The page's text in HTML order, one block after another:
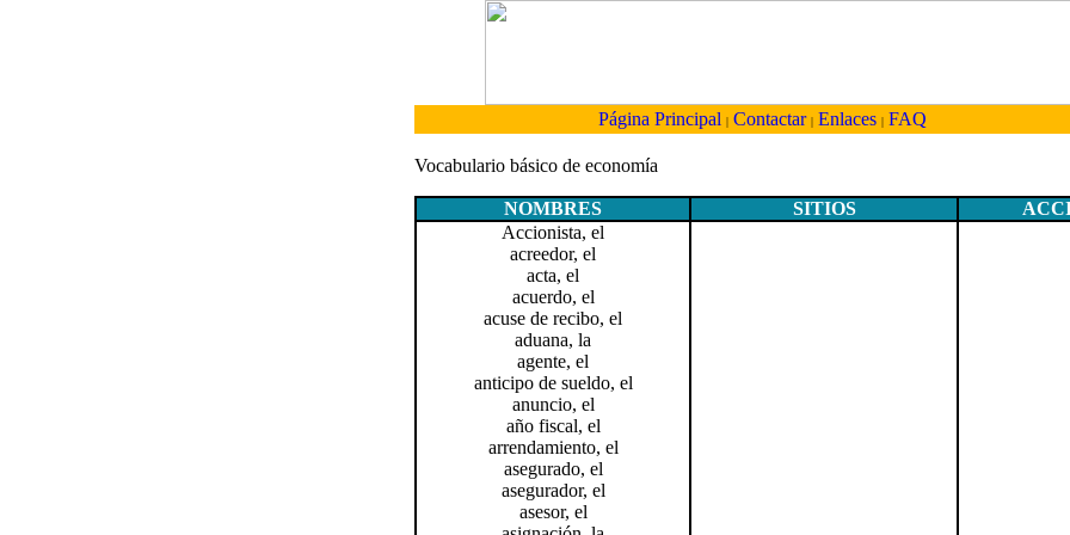
Página Principal | Contactar | Enlaces | FAQ
Vocabulario básico de economía
NOMBRES SITIOS
Accionista, el
acreedor, el
acta, el
acuerdo, el
acuse de recibo, el
aduana, la
agente, el
anticipo de sueldo, el
anuncio, el
año fiscal, el
arrendamiento, el
asegurado, el
asegurador, el
asesor, el